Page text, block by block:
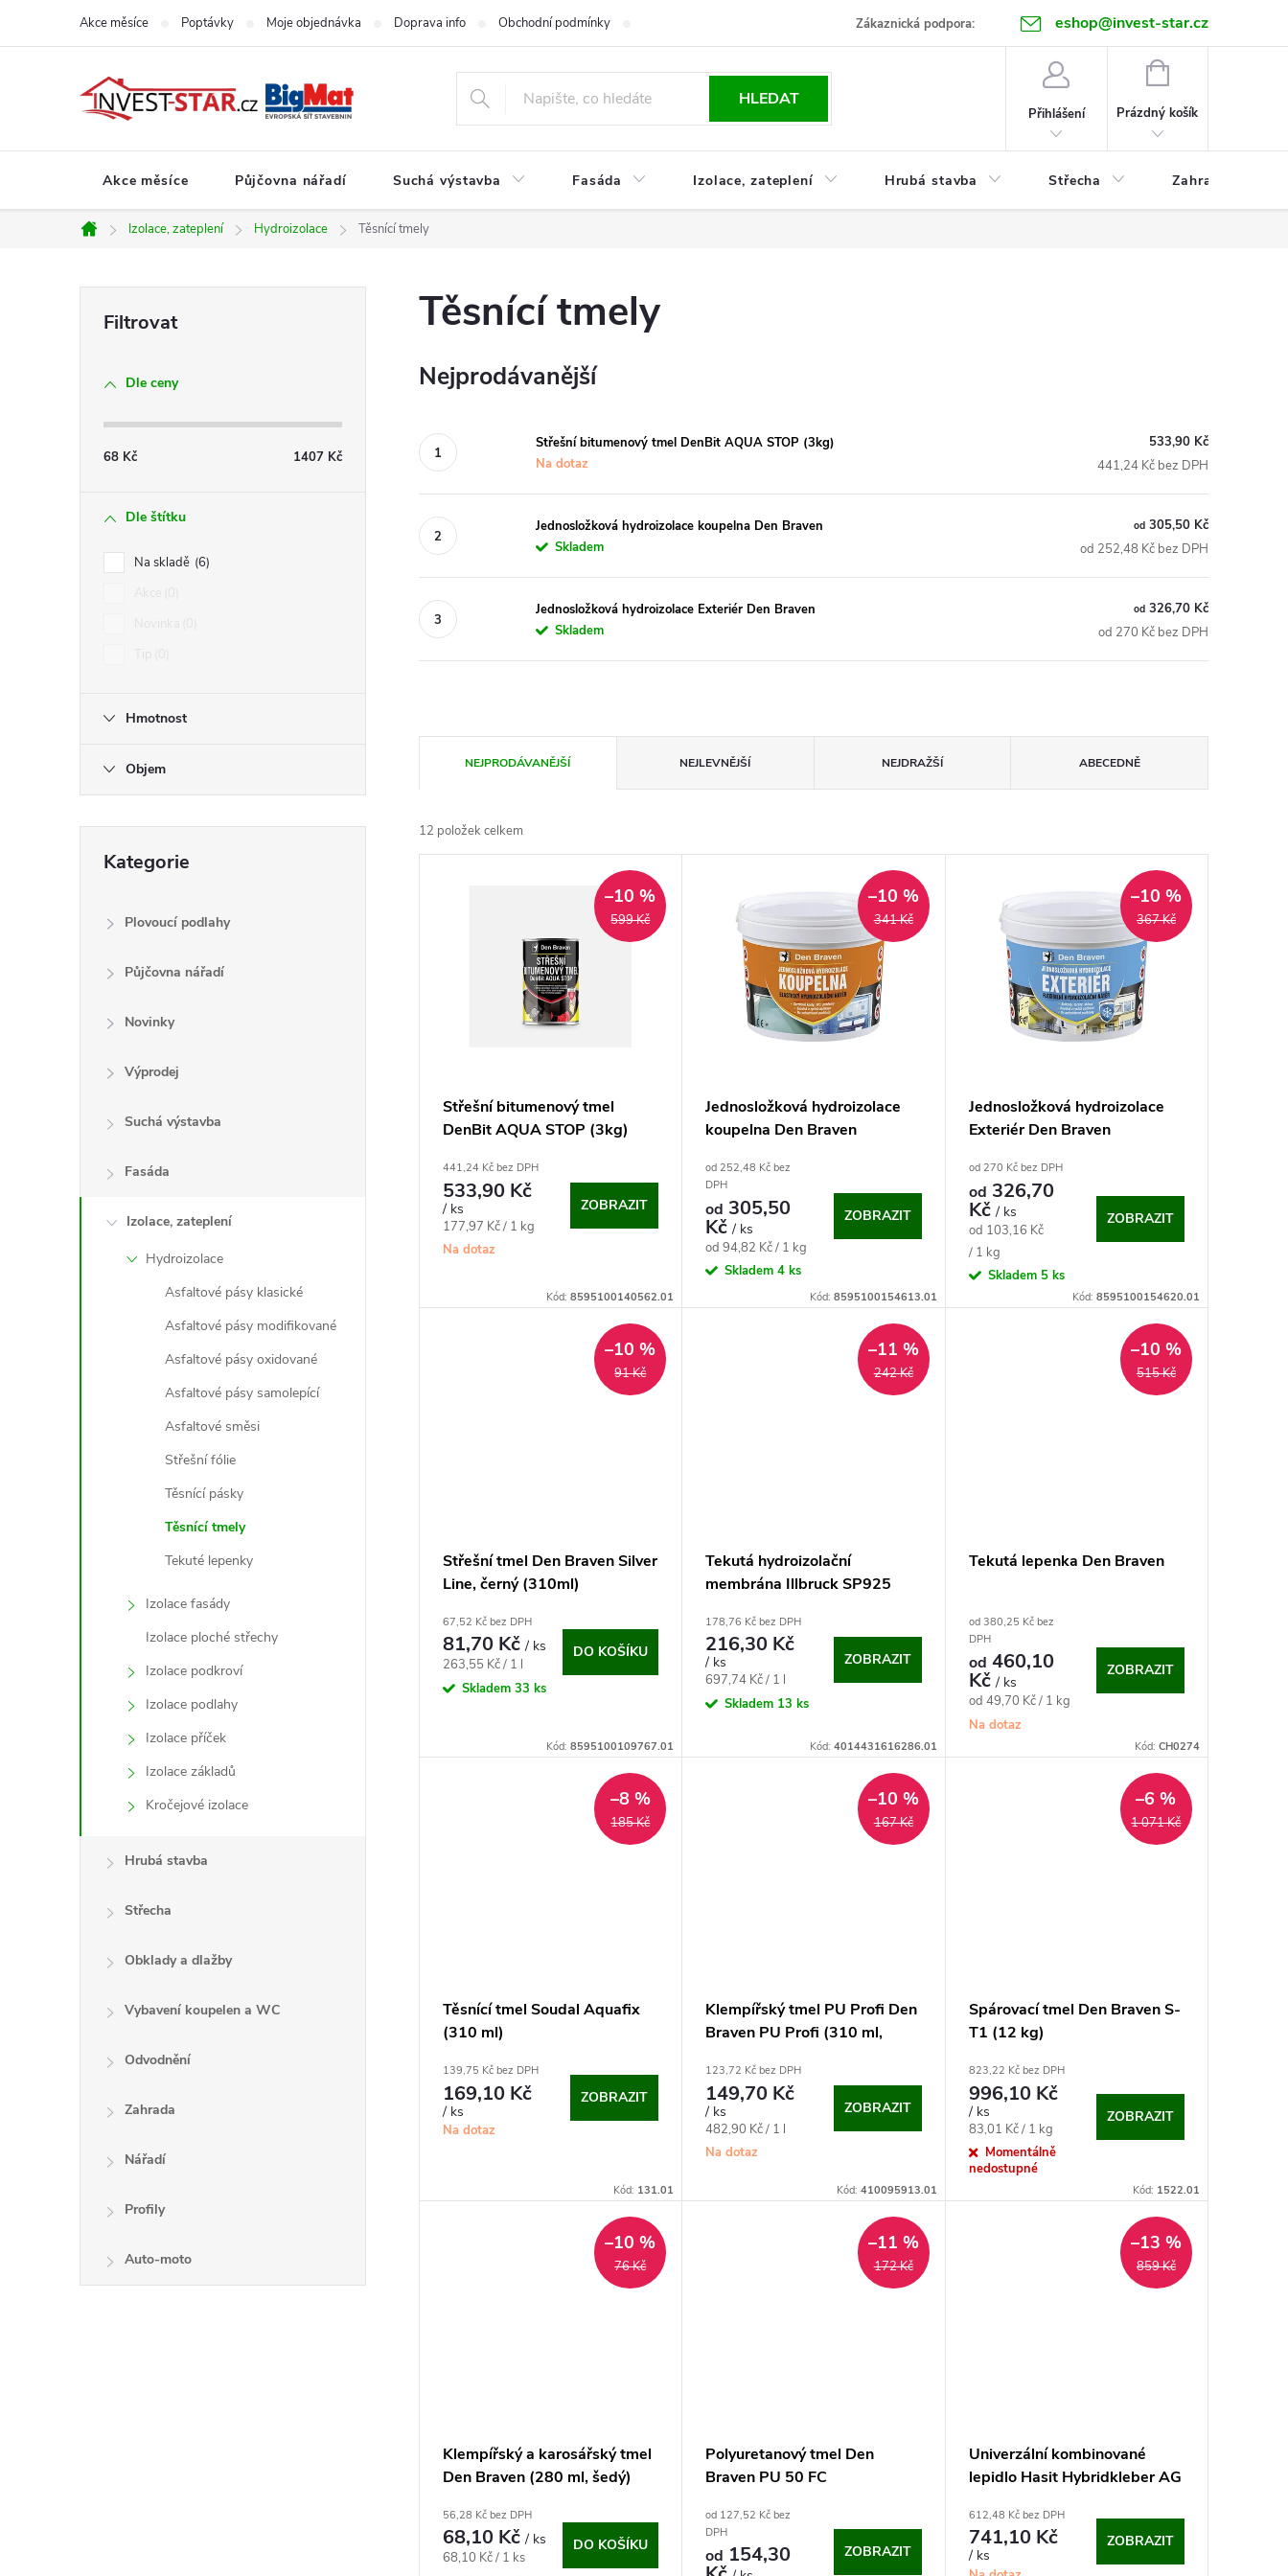
Zákaznická podpora: eshop@invest-star.cz
Akce měsíce Poptávky Moje objednávka Doprava info Obchodní podmínky Kontakt
HLEDAT
Přihlášení
NÁKUPNÍ
Prázdný košík
Akce měsíce Půjčovna nářadí Suchá výstavba Fasáda Izolace, zateplení Hrubá stavba Střecha Zahrada
Domů
Izolace, zateplení Hydroizolace Těsnící tmely
a
n
Dle ceny
68 Kč 1407 Kč
Dle štítku
Na skladě 6
Hmotnost
Objem
kategorie
Kategorie
Plovoucí podlahy
Půjčovna nářadí
Novinky
Výprodej
Suchá výstavba
Fasáda
Izolace, zateplení
Hydroizolace
Asfaltové pásy klasické
Asfaltové pásy modifikované
Asfaltové pásy oxidované
Asfaltové pásy samolepící
Asfaltové směsi
Střešní fólie
Těsnící pásky
Těsnící tmely
Tekuté lepenky
Izolace fasády
Izolace ploché střechy
Izolace podkroví
Izolace podlahy
Izolace příček
Izolace základů
Kročejové izolace
Hrubá stavba
Střecha
Obklady a dlažby
Vybavení koupelen a WC
Odvodnění
Zahrada
Nářadí
Profily
Auto-moto
Těsnící tmely
Nejprodávanější
Střešní bitumenový tmel DenBit AQUA STOP (3kg)
Na dotaz
533,90 Kč
441,24 Kč bez DPH
Jednosložková hydroizolace koupelna Den Braven
Skladem
od 305,50 Kč
od 252,48 Kč bez DPH
Jednosložková hydroizolace Exteriér Den Braven
Skladem
od 326,70 Kč
od 270 Kč bez DPH
a
z
NEJPRODÁVANĚJŠÍ NEJLEVNĚJŠÍ NEJDRAŽŠÍ ABECEDNĚ
12 položek celkem
u
599 Kč
–10 %
Střešní bitumenový tmel
DenBit AQUA STOP (3kg)
441,24 Kč bez DPH
533,90 Kč
/ ks
Měrná
cena:
177,97 Kč / 1 kg
Na dotaz
ZOBRAZIT
Kód:8595100140562.01
341 Kč
–10 %
Jednosložková hydroizolace
koupelna Den Braven
od 252,48 Kč bez
DPH
od 305,50
Kč/ ks
Měrná
cena:
od 94,82 Kč / 1 kg
Skladem4 ks
ZOBRAZIT
Kód: 8595100154613.01
367 Kč
–10 %
Jednosložková hydroizolace
Exteriér Den Braven
od 270 Kč bez DPH
od 326,70
Kč/ ks
Měrná
cena:
od 103,16 Kč
/ 1 kg
Skladem 5 ks
ZOBRAZIT
Kód: 8595100154620.01
91 Kč
–10 %
Střešní tmel Den Braven Silver
Line, černý (310ml)
67,52 Kč bez DPH
81,70 Kč/ ks
Měrná
cena:
263,55 Kč / 1 l
Skladem 33 ks
DO KOŠÍKU
Kód:8595100109767.01
242 Kč
–11 %
Tekutá hydroizolační
membrána Illbruck SP925
178,76 Kč bez DPH
216,30 Kč
/ ks
Měrná
cena:
697,74 Kč / 1 l
Skladem 13 ks
ZOBRAZIT
Kód: 4014431616286.01
515 Kč
–10 %
Tekutá lepenka Den Braven
od 380,25 Kč bez
DPH
od 460,10
Kč/ ks
Měrná
cena:
od 49,70 Kč / 1 kg
Na dotaz
ZOBRAZIT
Kód: CH0274
185 Kč
–8 %
Těsnící tmel Soudal Aquafix
(310 ml)
139,75 Kč bez DPH
169,10 Kč
/ ks
Na dotaz
ZOBRAZIT
Kód: 131.01
167 Kč
–10 %
Klempířský tmel PU Profi Den
Braven PU Profi (310 ml,
123,72 Kč bez DPH
149,70 Kč
/ ks
Měrná
cena:
482,90 Kč / 1 l
Na dotaz
ZOBRAZIT
Kód: 410095913.01
1 071 Kč
–6 %
Spárovací tmel Den Braven S-
T1 (12 kg)
823,22 Kč bez DPH
996,10 Kč
/ ks
Měrná
cena:
83,01 Kč / 1 kg
Momentálně
nedostupné
ZOBRAZIT
Kód: 1522.01
76 Kč
–10 %
Klempířský a karosářský tmel
Den Braven (280 ml, šedý)
56,28 Kč bez DPH
68,10 Kč/ ks
Měrná
68,10 Kč / 1 ks
DO KOŠÍKU
172 Kč
–11 %
Polyuretanový tmel Den
Braven PU 50 FC
od 127,52 Kč bez
DPH
od 154,30 ZOBRAZIT
859 Kč
–13 %
Univerzální kombinované
lepidlo Hasit Hybridkleber AG
612,48 Kč bez DPH
741,10 Kč
/ ks
ZOBRAZIT